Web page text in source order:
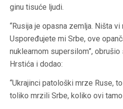
ginu tisuće ljudi.
“Rusija je opasna zemlja. Ništa vi
Uspoređujete mi Srbe, ove
nuklearnom supersilom”, obrušio
Hrstića i dodao:
“Ukrajinci patološki mrze Ruse,
toliko mrzili Srbe, koliko ovi tamo